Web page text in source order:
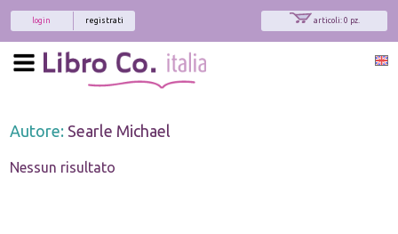
articoli: 0 pz.
registrati
login
Autore: Searle Michael
Nessun risultato